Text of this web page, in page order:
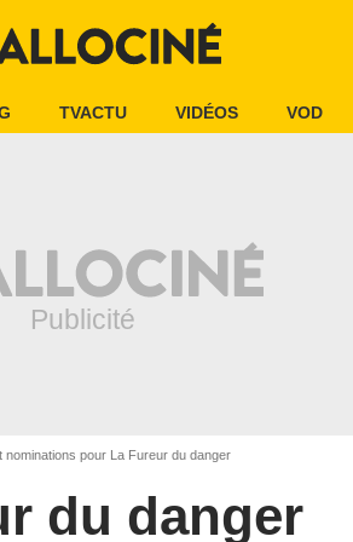
TVACTU VIDÉOS VOD
nominations pour La Fureur du danger
du danger